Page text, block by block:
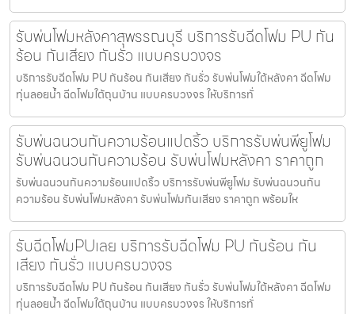
รับพ่นโฟมหลังคาสุพรรณบุรี บริการรับฉีดโฟม PU กัน
ร้อน กันเสียง กันรั่ว แบบครบวงจร
บริการรับฉีดโฟม PU กันร้อน กันเสียง กันรั่ว รับพ่นโฟมใต้หลังคา ฉีดโฟม
ทุ่นลอยน้ำ ฉีดโฟมใต้ถุนบ้าน แบบครบวงจร ให้บริการทั่
รับพ่นฉนวนกันความร้อนแปดริ้ว บริการรับพ่นพียูโฟม
รับพ่นฉนวนกันความร้อน รับพ่นโฟมหลังคา ราคาถูก
รับพ่นฉนวนกันความร้อนแปดริ้ว บริการรับพ่นพียูโฟม รับพ่นฉนวนกัน
ความร้อน รับพ่นโฟมหลังคา รับพ่นโฟมกันเสียง ราคาถูก พร้อมให
รับฉีดโฟมPUเลย บริการรับฉีดโฟม PU กันร้อน กัน
เสียง กันรั่ว แบบครบวงจร
บริการรับฉีดโฟม PU กันร้อน กันเสียง กันรั่ว รับพ่นโฟมใต้หลังคา ฉีดโฟม
ทุ่นลอยน้ำ ฉีดโฟมใต้ถุนบ้าน แบบครบวงจร ให้บริการทั่